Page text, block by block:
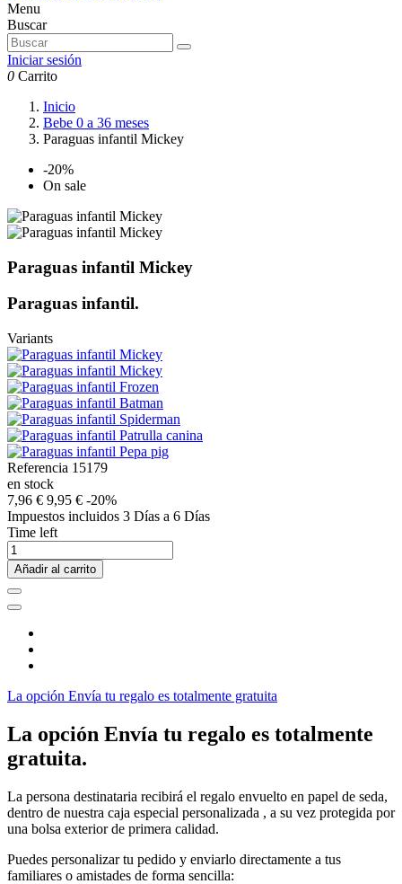
Menu
Buscar
Iniciar sesión
0 Carrito
Inicio
Bebe 0 a 36 meses
Paraguas infantil Mickey
-20%
On sale
Paraguas infantil Mickey
Paraguas infantil.
Variants
Referencia 15179
en stock
7,96 € 9,95 € -20%
Impuestos incluidos 3 Días a 6 Días
Time left
Añadir al carrito
La opción Envía tu regalo es totalmente gratuita
La opción Envía tu regalo es totalmente
gratuita.
La persona destinataria recibirá el regalo envuelto en papel de seda,
dentro de nuestra caja especial personalizada , a su vez protegida por
una bolsa exterior de primera calidad.
Puedes personalizar tu pedido y enviarlo directamente a tus
familiares o amistades de forma sencilla: